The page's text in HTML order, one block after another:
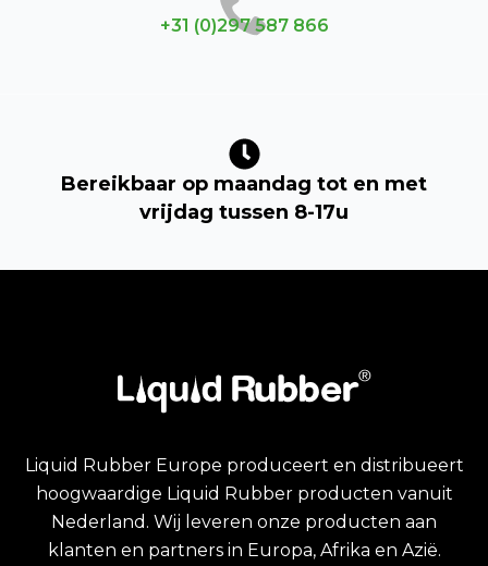
+31 (0)297 587 866
Bereikbaar op maandag tot en met
vrijdag tussen 8-17u
Liquid Rubber Europe produceert en distribueert
hoogwaardige Liquid Rubber producten vanuit
Nederland. Wij leveren onze producten aan
klanten en partners in Europa, Afrika en Azië.